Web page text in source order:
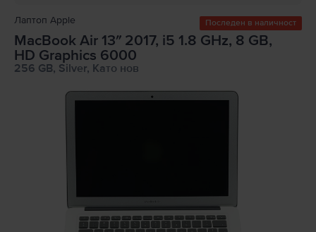
Лаптоп Apple Последен в наличност
MacBook Air 13″ 2017, i5 1.8 GHz, 8 GB,
HD Graphics 6000
256 GB, Silver, Като нов